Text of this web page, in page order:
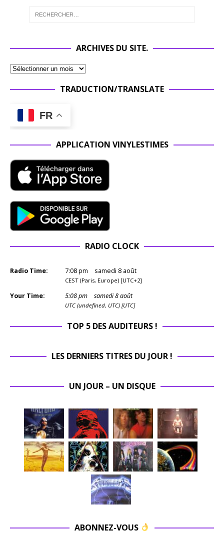
ARCHIVES DU SITE.
TRADUCTION/TRANSLATE
FR
APPLICATION VINYLESTIMES
RADIO CLOCK
Radio Time: 7:08pm samedi 8 août
CEST (Paris, Europe) [UTC+2]
Your Time: 5:08pm samedi 8 août
UTC (undefined, UTC) [UTC]
TOP 5 DES AUDITEURS !
LES DERNIERS TITRES DU JOUR !
UN JOUR – UN DISQUE
ABONNEZ-VOUS